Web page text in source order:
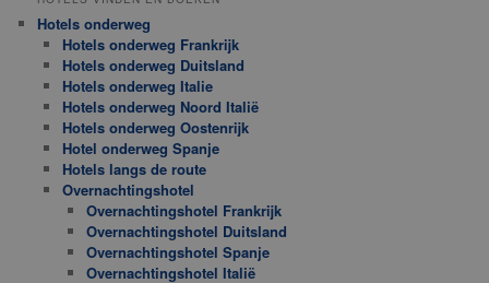
Hotels onderweg
Hotels onderweg Frankrijk
Hotels onderweg Duitsland
Hotels onderweg Italie
Hotels onderweg Noord Italië
Hotels onderweg Oostenrijk
Hotel onderweg Spanje
Hotels langs de route
Overnachtingshotel
Overnachtingshotel Frankrijk
Overnachtingshotel Duitsland
Overnachtingshotel Spanje
Overnachtingshotel Italië